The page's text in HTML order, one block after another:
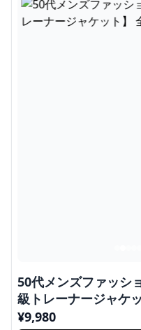
50代メンズファッション しゃれな教師に
級トレーナージャケ
¥9,980